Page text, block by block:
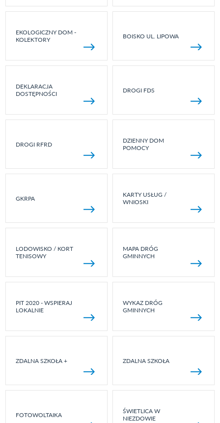
EKOLOGICZNY DOM -
KOLEKTORY
BOISKO UL. LIPOWA
DEKLARACJA
DOSTĘPNOŚCI
DROGI FDS
DROGI RFRD
DZIENNY DOM
POMOCY
GKRPA
KARTY USŁUG /
WNIOSKI
LODOWISKO / KORT
TENISOWY
MAPA DRÓG
GMINNYCH
PIT 2020 - WSPIERAJ
LOKALNIE
WYKAZ DRÓG
GMINNYCH
ZDALNA SZKOŁA + ZDALNA SZKOŁA
FOTOWOLTAIKA
ŚWIETLICA W
NIEZDOWIE